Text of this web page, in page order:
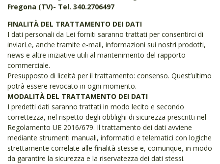
Fregona (TV)- Tel. 340.2706497
FINALITÀ DEL TRATTAMENTO DEI DATI
I dati personali da Lei forniti saranno trattati per consentirci di
inviarLe, anche tramite e-mail, informazioni sui nostri prodotti,
news e altre iniziative utili al mantenimento del rapporto
commerciale.
Presupposto di liceità per il trattamento: consenso. Quest’ultimo
potrà essere revocato in ogni momento.
MODALITÀ DEL TRATTAMENTO DEI DATI
I predetti dati saranno trattati in modo lecito e secondo
correttezza, nel rispetto degli obblighi di sicurezza prescritti nel
Regolamento UE 2016/679. Il trattamento dei dati avviene
mediante strumenti manuali, informatici e telematici con logiche
strettamente correlate alle finalità stesse e, comunque, in modo
da garantire la sicurezza e la riservatezza dei dati stessi.